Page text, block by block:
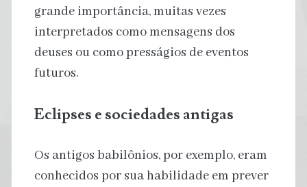
grande importância, muitas vezes
interpretados como mensagens dos
deuses ou como presságios de eventos
futuros.
Eclipses e sociedades antigas
Os antigos babilônios, por exemplo, eram
conhecidos por sua habilidade em prever